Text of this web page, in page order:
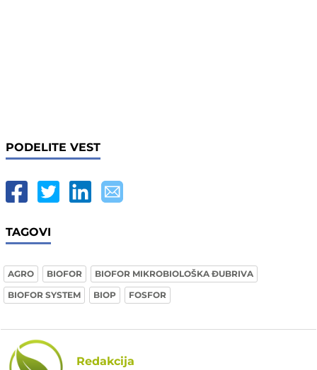
PODELITE VEST
TAGOVI
AGRO BIOFOR
BIOFOR MIKROBIOLOŠKA ĐUBRIVA
BIOFOR SYSTEM
BIOP FOSFOR
Redakcija